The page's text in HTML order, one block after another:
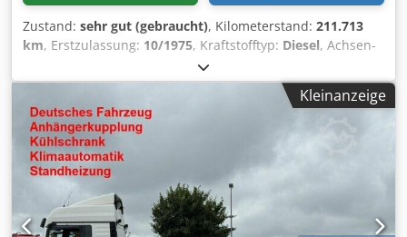
Zustand: sehr gut (gebraucht), Kilometerstand: 211.713
km, Erstzulassung: 10/1975, Kraftstofftyp: Diesel, Achsen-
, Kraftstoff:Diesel
Fahrerkabine:Fahrerhaus, Getriebetyp:mechanisch,
Federung:
Blatt
, Gesamtbreite:
2.470 mm, Gesamthöhe: , Laderaumlänge:
mm, Baujahr: 1975, Ausstattung:
, = Weitere Optionen
und Zubehör = - PTO = Weitere Informationen =
Technische Informationen Zylinderzahl: 6
Achskonfiguration Federung: Blattfederung Vorderachse:
Gelenkt Hinterachse 1: Doppelbereift; Reduzierung:
Kleinanzeige